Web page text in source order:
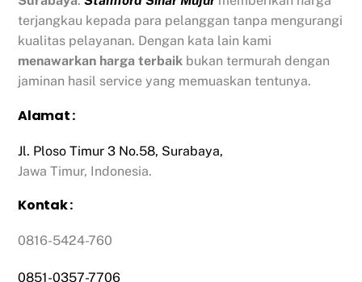
terjangkau kepada para pelanggan tanpa mengurangi
kualitas pelayanan. Dengan kata lain kami
menawarkan harga terbaik bukan termurah dengan
jaminan hasil service yang memuaskan tentunya.
Alamat :
Jl. Ploso Timur 3 No.58, Surabaya,
Jawa Timur, Indonesia.
Kontak :
0816-5424-760
0851-0357-7706